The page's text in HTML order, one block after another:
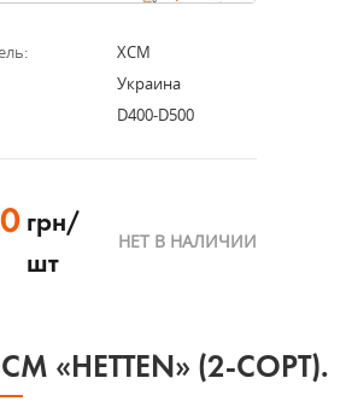
XCM
Украина
D400-D500
грн/
шт
НЕТ В НАЛИЧИИ
«HETTEN» (2-СОРТ).